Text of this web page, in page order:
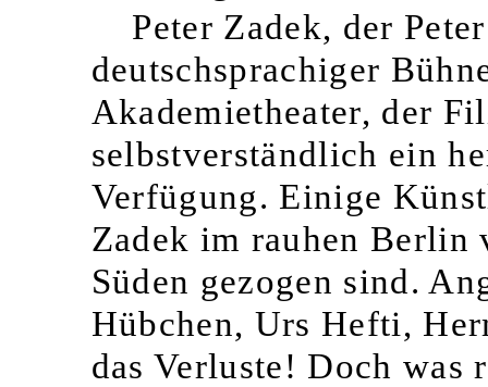
Peter Zadek, der
deutschsprachiger
Akademietheater, der
selbstverständlich ein
Verfügung. Einige
Zadek im rauhen Berlin
Süden gezogen sind.
Hübchen, Urs Hefti,
das Verluste! Doch was